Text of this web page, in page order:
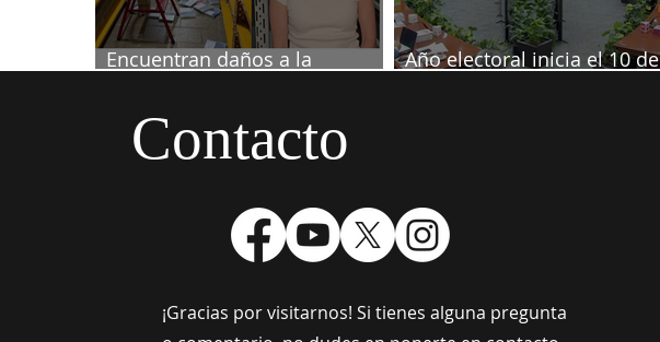
Encuentran daños a la
Año electoral inicia el 10 de
Contacto
¡Gracias por visitarnos! Si tienes alguna pregunta